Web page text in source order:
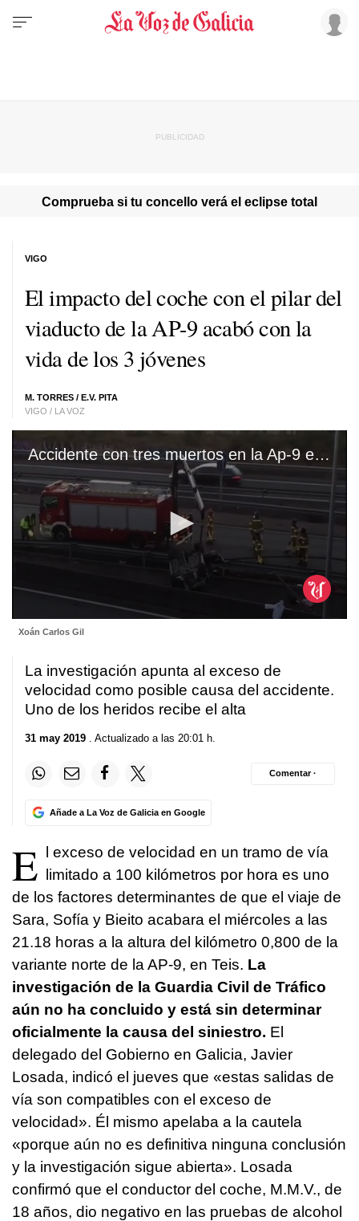
Comprueba si tu concello verá el eclipse total
El impacto del coche con el pilar del
viaducto de la AP-9 acabó con la
vida de los 3 jóvenes
M. TORRES / E.V. PITA
VIGO / LA VOZ
VIGO
Accidente con tres muertos en la Ap-9 en Vigo
seconds
seconds
Xoán Carlos Gil
La investigación apunta al exceso de
velocidad como posible causa del accidente.
Uno de los heridos recibe el alta
31 may 2019 . Actualizado a las 20:01 h.
Añade a La Voz de Galicia en Google
Comentar ·
E l exceso de velocidad en un tramo de vía
limitado a 100 kilómetros por hora es uno
de los factores determinantes de que el viaje de
Sara, Sofía y Bieito acabara el miércoles a las
21.18 horas a la altura del kilómetro 0,800 de la
variante norte de la AP-9, en Teis. La
investigación de la Guardia Civil de Tráfico
aún no ha concluido y está sin determinar
oficialmente la causa del siniestro. El
delegado del Gobierno en Galicia, Javier
Losada, indicó el jueves que «estas salidas de
vía son compatibles con el exceso de
velocidad». Él mismo apelaba a la cautela
«porque aún no es definitiva ninguna conclusión
y la investigación sigue abierta». Losada
confirmó que el conductor del coche, M.M.V., de
18 años, dio negativo en las pruebas de alcohol